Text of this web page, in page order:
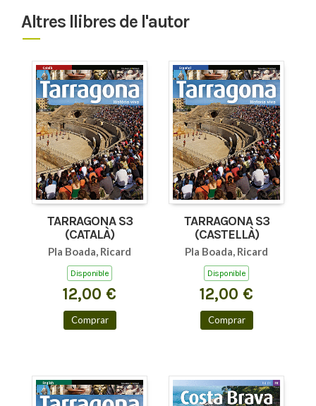
Altres llibres de l'autor
TARRAGONA S3
(CATALÀ)
Pla Boada, Ricard
Disponible
12,00 €
Comprar
TARRAGONA S3
(CASTELLÀ)
Pla Boada, Ricard
Disponible
12,00 €
Comprar